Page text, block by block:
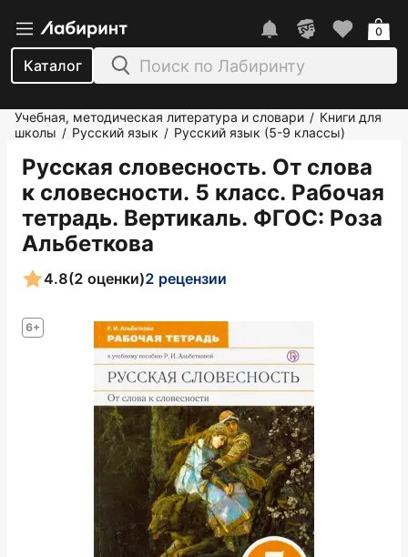
Каталог
0
Учебная, методическая литература и словари / Книги для
школы / Русский язык / Русский язык (5-9 классы)
Русская словесность. От слова
к словесности. 5 класс. Рабочая
тетрадь. Вертикаль. ФГОС: Роза
Альбеткова
6+
4.8(2 оценки)2 рецензии